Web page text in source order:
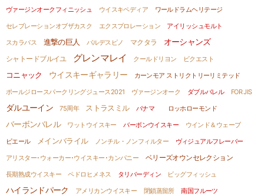
ヴァージンオークフィニッシュ ウイスキペディア
ワールドラムヘリテージ
セレブレーションオブザカスク
エクスプロレーション
アイリッシュモルト
スカラバス
進撃の巨人 バルデスピノ マクタラ オーシャンズ
シャトードブルイユ グレンマレイ クールドリヨン ビクエスト
コニャック ウイスキーギャラリー
カーンモア ストリクトリーリミテッド
ポールジロースパークリングジュース2021
ヴァージンオーク ダブルバレル FOR JIS
ダルユーイン 75周年 ストラスミル パナマ ロッホローモンド
バーボンバレル ワットウイスキー バーボンウイスキー
ウインド＆ウェーブ
ビエール
メインバライル ノンチル・ノンフィルター
ヴィジュアルフレーバー
アリスター･ウォーカー･ウイスキー･カンパニー
ベリーズオウンセレクション
長期熟成ウイスキー
ペドロヒメネス タリバーディン ビッグフィッシュ
ハイランドパーク アメリカンウイスキー 閉鎖蒸留所
南国フルーツ